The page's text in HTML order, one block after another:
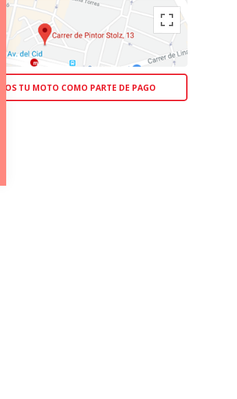
TU MOTO COMO PARTE DE PAGO